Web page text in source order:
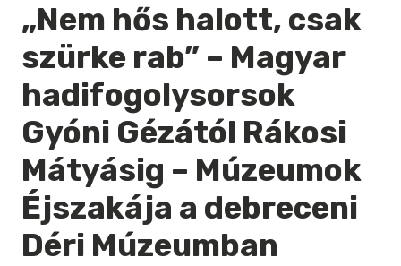
„Nem hős halott, csak
szürke rab” – Magyar
hadifogolysorsok
Gyóni Gézától Rákosi
Mátyásig – Múzeumok
Éjszakája a debreceni
Déri Múzeumban